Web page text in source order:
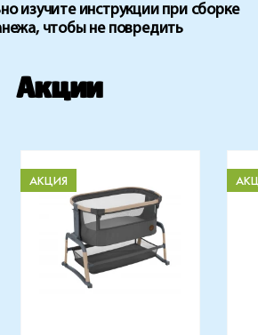
изучите инструкции при сборке
чтобы не повредить
Акции
АКЦИЯ